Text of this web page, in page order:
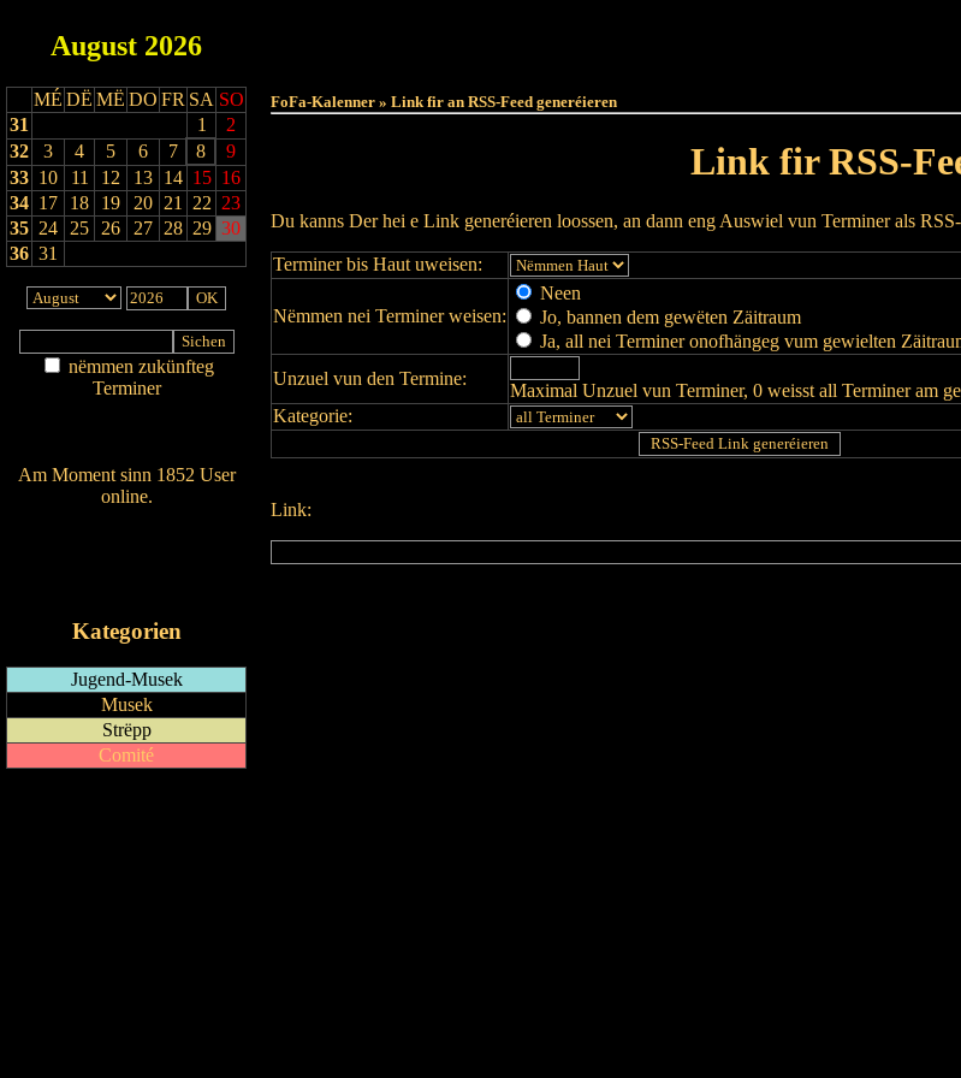
August 2026
MÉ DË MË DO FR SA SO
31
1
2
32
3 4 5 6 7 8
9
33 10 11 12 13 14 15 16
34 17 18 19 20 21 22 23
35 24 25 26 27 28 29 30
36 31
nëmmen zukünfteg
Terminer
Am Moment sinn 1852 User
online.
Kategorien
Jugend-Musek
Musek
Strëpp
Comité
FoFa-Kalenner » Link fir an RSS-Feed generéieren
Link fir RSS-
Du kanns Der hei e Link generéieren loossen, an dann eng Auswiel vun Terminer als
Terminer bis Haut uweisen:
Nëmmen nei Terminer weisen:
Neen
Jo, bannen dem gewëten Zäitraum
Ja, all nei Terminer onofhängeg vum gewielten
Unzuel vun den Termine:
Maximal Unzuel vun Terminer, 0 weisst all Terminer am
Kategorie:
Link: